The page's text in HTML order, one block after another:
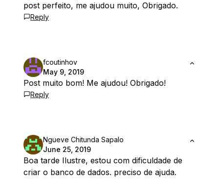
post perfeito, me ajudou muito, Obrigado.
Reply
fcoutinhov
May 9, 2019
Post muito bom! Me ajudou! Obrigado!
Reply
Ngueve Chitunda Sapalo
June 25, 2019
Boa tarde Ilustre, estou com dificuldade de
criar o banco de dados. preciso de ajuda.